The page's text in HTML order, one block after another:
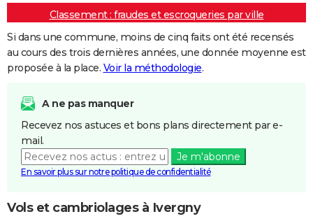
Classement : fraudes et escroqueries par ville
Si dans une commune, moins de cinq faits ont été recensés
au cours des trois dernières années, une donnée moyenne est
proposée à la place. Voir la méthodologie.
A ne pas manquer
Recevez nos astuces et bons plans directement par e-
mail.
Je m'abonne
En savoir plus sur notre politique de confidentialité
Vols et cambriolages à Ivergny